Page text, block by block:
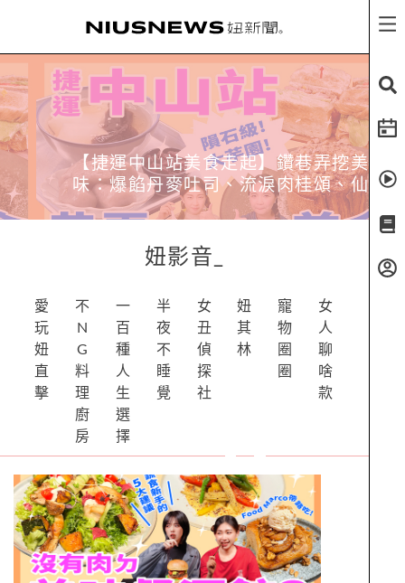
【捷運中山站美食走起】鑽巷弄挖美
味：爆餡丹麥吐司、流淚肉桂頌、仙
女仙草粉粿
妞影音
愛
玩
妞
直
擊
不
N
G
料
理
廚
房
一
百
種
人
生
選
擇
半
夜
不
睡
覺
女
丑
偵
探
社
妞
其
林
寵
物
圈
圈
女
人
聊
啥
款